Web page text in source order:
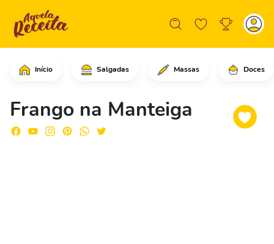
Início Salgadas Massas Doces
Frango na Manteiga
Comece cortando o frango ao